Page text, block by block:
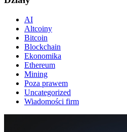
AI
Altcoiny
Bitcoin
Blockchain
Ekonomika
Ethereum
Mining
Poza prawem
Uncategorized
Wiadomości firm